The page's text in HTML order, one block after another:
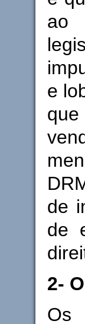
ao
e
que
de
de
2-
Os